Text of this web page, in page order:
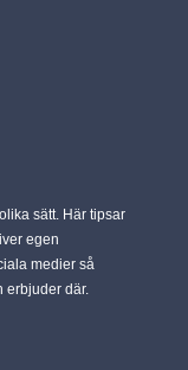
sätt. Här tipsar
egen
medier så
erbjuder där.